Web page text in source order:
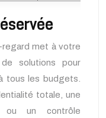
met à votre
solutions pour
tous les budgets.
totale, une
ou un contrôle